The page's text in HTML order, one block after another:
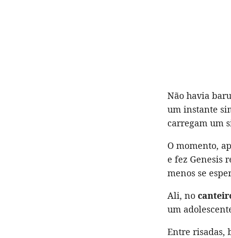
Não havia
um instante
carregam um
O momento,
e fez Genesis
menos se
Ali, no
um
Entre risadas,